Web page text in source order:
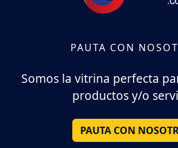
PAUTA CON
Somos la vitrina perfecta
productos y/o
PAUTA CON